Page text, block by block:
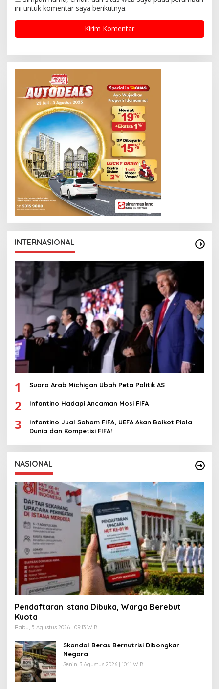
ini untuk komentar saya berikutnya.
INTERNASIONAL
1 Suara Arab Michigan Ubah Peta Politik AS
2 Infantino Hadapi Ancaman Mosi FIFA
3
Infantino Jual Saham FIFA, UEFA Akan Boikot Piala
Dunia dan Kompetisi FIFA!
NASIONAL
Pendaftaran Istana Dibuka, Warga Berebut
Kuota
Rabu, 5 Agustus 2026 | 09:13 WIB
Skandal Beras Bernutrisi Dibongkar
Negara
Senin, 3 Agustus 2026 | 10:11 WIB